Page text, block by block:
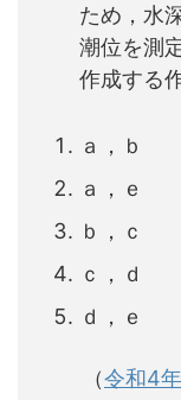
ため，水
潮位を測
作成する
ａ，ｂ
ａ，ｅ
ｂ，ｃ
ｃ，ｄ
ｄ，ｅ
（令和4